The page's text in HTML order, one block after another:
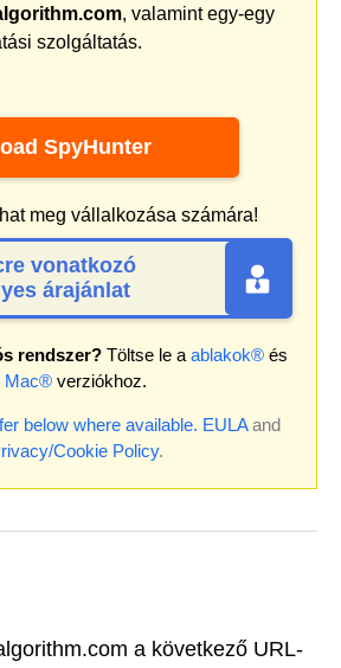
, valamint egy-egy
szolgáltatás.
SpyHunter
meg vállalkozása számára!
vonatkozó
árajánlat
rendszer?Töltse le a ablakok®és
Mac® verziókhoz.
below where available. EULAand
Cookie Policy.
a következő URL-